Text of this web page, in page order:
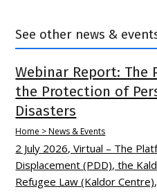
See other news &
Webinar Report: The
the Protection of
Disasters
Home > News & Events
2 July 2026, Virtual – The
Displacement (PDD), the
Refugee Law (Kaldor